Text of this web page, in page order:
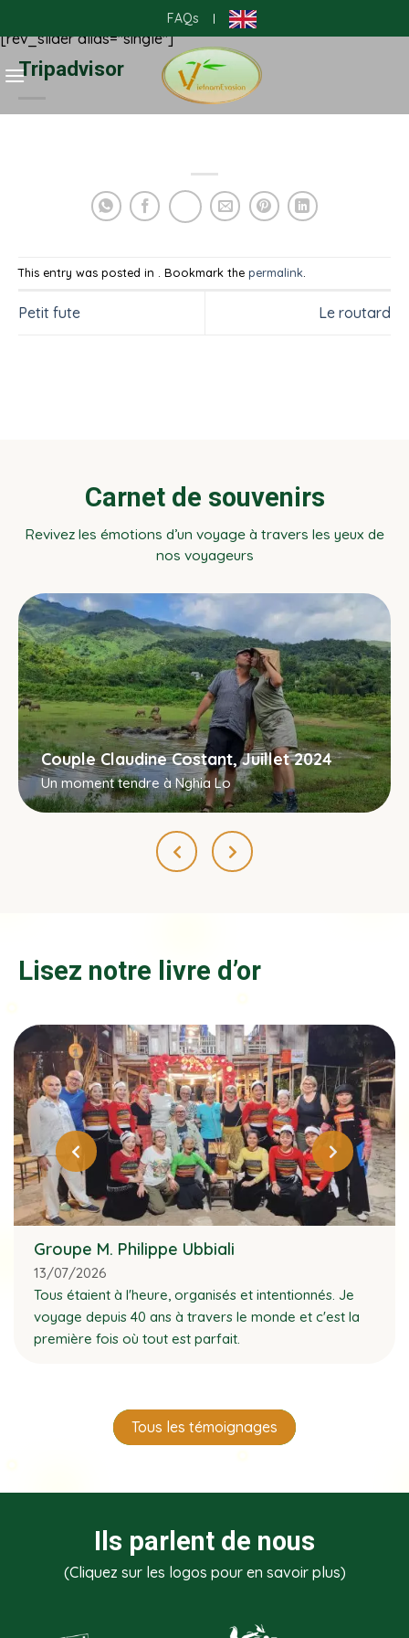
to
content
FAQs |
[rev_slider alias="single"]
Tripadvisor
This entry was posted in . Bookmark the permalink
Petit fute Le routard
Carnet de souvenirs
Revivez les émotions d’un voyage à travers les yeux de
nos voyageurs
Couple Claudine Costant, Juillet 2024
Un moment tendre à Nghia Lo
Lisez notre livre d’or
Groupe M. Philippe Ubbiali
13/07/2026
Tous étaient à l'heure, organisés et intentionnés. Je
voyage depuis 40 ans à travers le monde et c'est la
première fois où tout est parfait.
Tous les témoignages
Ils parlent de nous
(Cliquez sur les logos pour en savoir plus)